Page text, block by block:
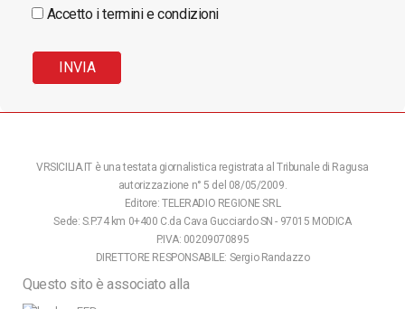
Accetto i termini e condizioni
VRSICILIA.IT è una testata giornalistica registrata al Tribunale di Ragusa
autorizzazione n° 5 del 08/05/2009.
Editore: TELERADIO REGIONE SRL
Sede: S.P.74 km 0+400 C.da Cava Gucciardo SN - 97015 MODICA
P.IVA: 00209070895
DIRETTORE RESPONSABILE: Sergio Randazzo
Questo sito è associato alla